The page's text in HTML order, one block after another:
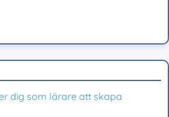
dig som lärare att skapa